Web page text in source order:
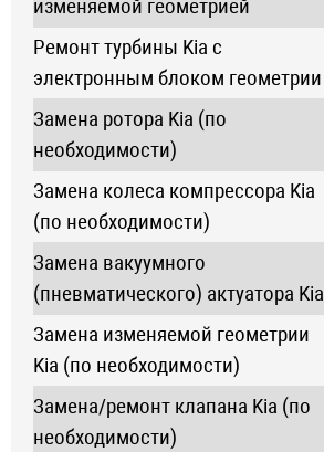
изменяемой геометрией
Ремонт турбины Kia с
электронным блоком геометрии
Замена ротора Kia (по
необходимости)
Замена колеса компрессора Kia
(по необходимости)
Замена вакуумного
(пневматического) актуатора Kia
Замена изменяемой геометрии
Kia (по необходимости)
Замена/ремонт клапана Kia (по
необходимости)